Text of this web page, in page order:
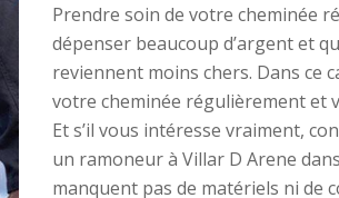
Prendre soin de votre cheminée
dépenser beaucoup d’argent et
reviennent moins chers. Dans ce
votre cheminée régulièrement et
Et s’il vous intéresse vraiment,
un ramoneur à Villar D Arene
manquent pas de matériels ni de